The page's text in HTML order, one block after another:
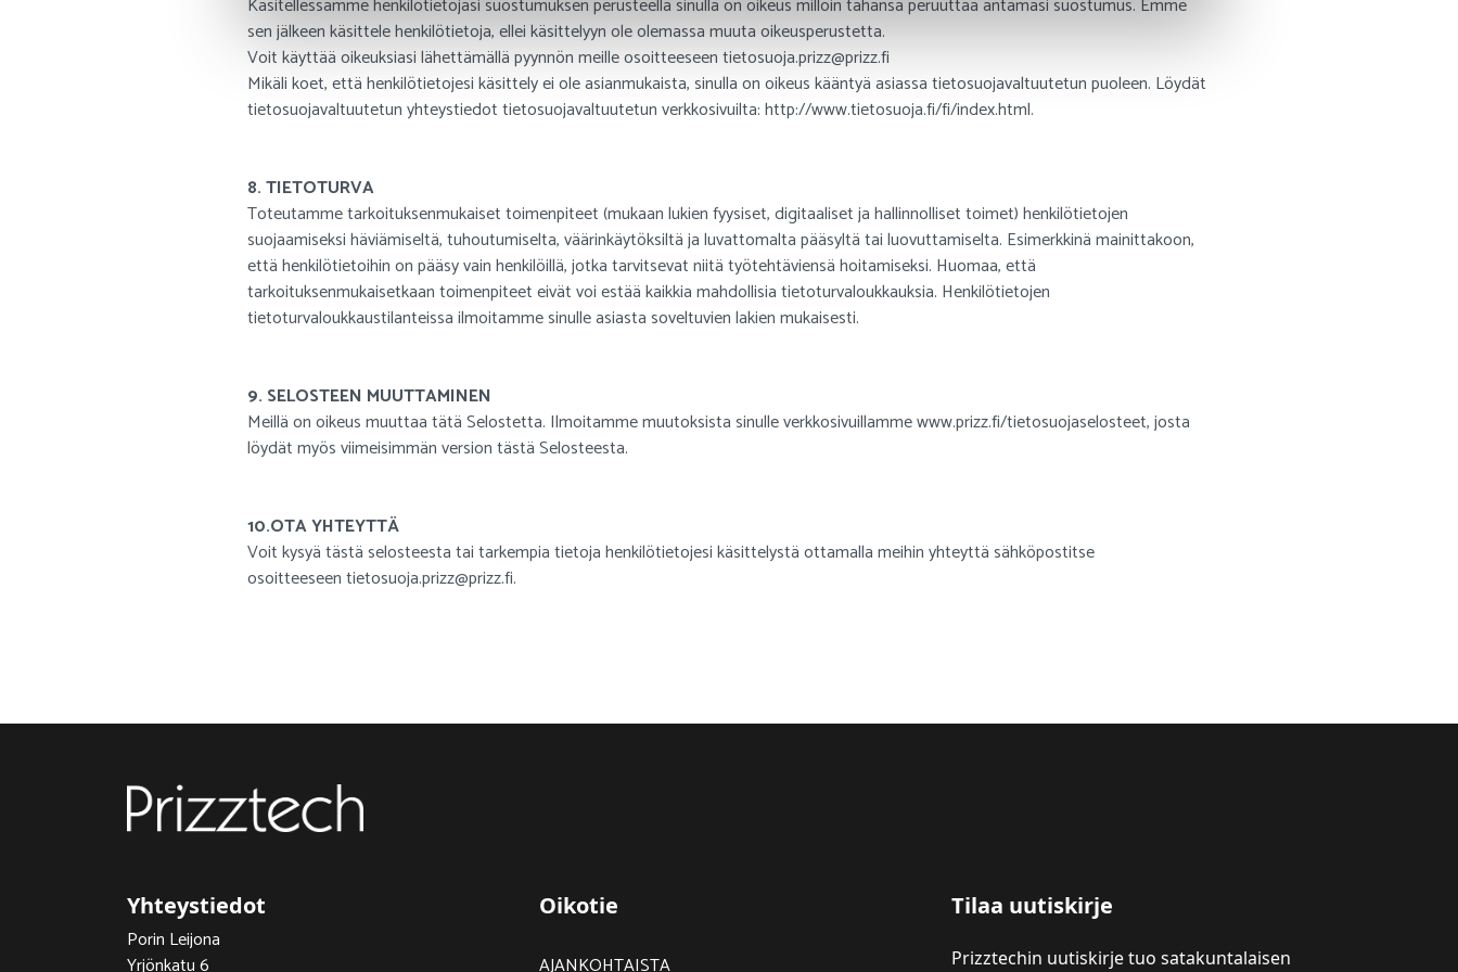
Käsitellessämme henkilötietojasi suostumuksen perusteella sinulla on oikeus milloin tahansa peruuttaa antamasi suostumus. Emme
sen jälkeen käsittele henkilötietoja, ellei käsittelyyn ole olemassa muuta oikeusperustetta.
Voit käyttää oikeuksiasi lähettämällä pyynnön meille osoitteeseen tietosuoja.prizz@prizz.fi
Mikäli koet, että henkilötietojesi käsittely ei ole asianmukaista, sinulla on oikeus kääntyä asiassa tietosuojavaltuutetun puoleen. Löydät
tietosuojavaltuutetun yhteystiedot tietosuojavaltuutetun verkkosivuilta: http://www.tietosuoja.fi/fi/index.html.
8. TIETOTURVA
Toteutamme tarkoituksenmukaiset toimenpiteet (mukaan lukien fyysiset, digitaaliset ja hallinnolliset toimet) henkilötietojen
suojaamiseksi häviämiseltä, tuhoutumiselta, väärinkäytöksiltä ja luvattomalta pääsyltä tai luovuttamiselta. Esimerkkinä mainittakoon,
että henkilötietoihin on pääsy vain henkilöillä, jotka tarvitsevat niitä työtehtäviensä hoitamiseksi. Huomaa, että
tarkoituksenmukaisetkaan toimenpiteet eivät voi estää kaikkia mahdollisia tietoturvaloukkauksia. Henkilötietojen
tietoturvaloukkaustilanteissa ilmoitamme sinulle asiasta soveltuvien lakien mukaisesti.
9. SELOSTEEN MUUTTAMINEN
Meillä on oikeus muuttaa tätä Selostetta. Ilmoitamme muutoksista sinulle verkkosivuillamme www.prizz.fi/tietosuojaselosteet, josta
löydät myös viimeisimmän version tästä Selosteesta.
10.OTA YHTEYTTÄ
Voit kysyä tästä selosteesta tai tarkempia tietoja henkilötietojesi käsittelystä ottamalla meihin yhteyttä sähköpostitse
osoitteeseen tietosuoja.prizz@prizz.fi.
Yhteystiedot
Porin Leijona
Yrjönkatu 6
Oikotie
AJANKOHTAISTA
Tilaa uutiskirje
Prizztechin uutiskirje tuo satakuntalaisen